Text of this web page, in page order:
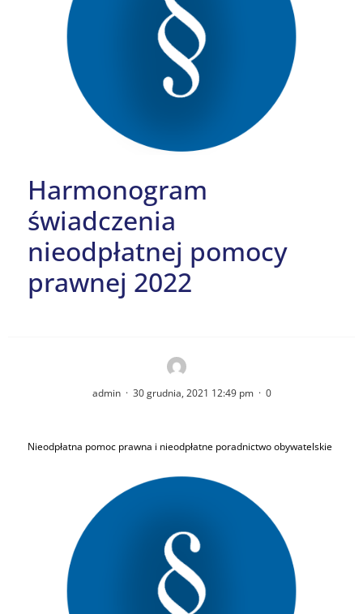
Harmonogram
świadczenia
nieodpłatnej pomocy
prawnej 2022
admin · 30 grudnia, 2021 12:49 pm · 0
Nieodpłatna pomoc prawna i nieodpłatne poradnictwo obywatelskie